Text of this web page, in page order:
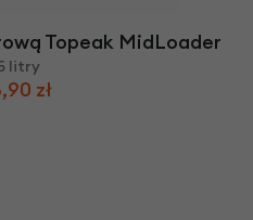
Topeak MidLoader
litry
zł